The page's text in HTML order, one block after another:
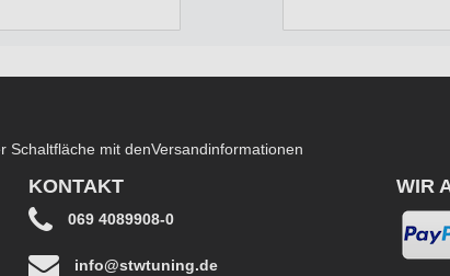
Schaltfläche mit denVersandinformationen
KONTAKT
069 4089908-0
info@stwtuning.de
WIR